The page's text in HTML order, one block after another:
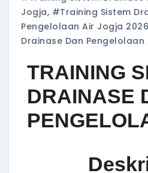
Jogja, #training Sistem
Pengelolaan Air Jogja 2026
Drainase Dan
TRAINING
DRAINASE